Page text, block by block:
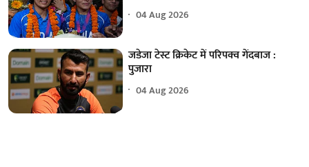
04 Aug 2026
जडेजा टेस्ट क्रिकेट में परिपक्व गेंदबाज :
पुजारा
04 Aug 2026